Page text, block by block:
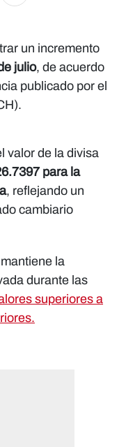
un incremento
julio, de acuerdo
publicado por el
valor de la divisa
para la
, reflejando un
cambiario
la
durante las
superiores a